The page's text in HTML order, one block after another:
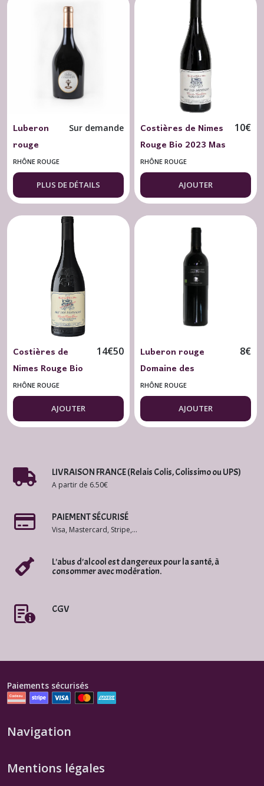
Luberon
rouge
"Cuvée Ô"
Château
Constantin
2020
Sur demande
RHÔNE ROUGE
PLUS DE DÉTAILS
Costières de Nimes
Rouge Bio 2023 Mas
des Bressades
Tradition 75 cl.
10€
RHÔNE ROUGE
AJOUTER
Costières de
Nimes Rouge Bio
2022 Mas des
Bressades
Excellence 75 cl.
14€50
RHÔNE ROUGE
AJOUTER
Luberon rouge
Domaine des
Jardinettes 2022
Caprices de Jade BIO
75 cl.
8€
RHÔNE ROUGE
AJOUTER
LIVRAISON FRANCE (Relais Colis, Colissimo ou UPS)
A partir de 6.50€
PAIEMENT SÉCURISÉ
Visa, Mastercard, Stripe,...
L'abus d'alcool est dangereux pour la santé, à
consommer avec modération.
CGV
Paiements sécurisés
Navigation
Mentions légales